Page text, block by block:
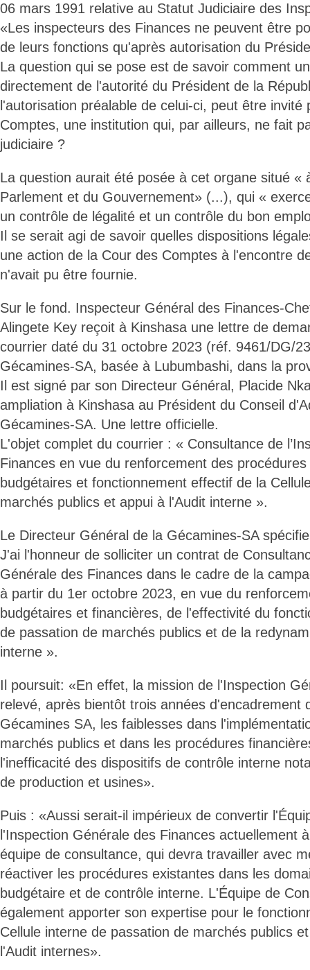
06 mars 1991 relative au Statut Judiciaire des
«Les inspecteurs des Finances ne peuvent être
de leurs fonctions qu'après autorisation du
La question qui se pose est de savoir comment
directement de l'autorité du Président de la
l'autorisation préalable de celui-ci, peut être invité
Comptes, une institution qui, par ailleurs, ne fait
judiciaire ?
La question aurait été posée à cet organe situé «
Parlement et du Gouvernement» (...), qui «
un contrôle de légalité et un contrôle du bon
Il se serait agi de savoir quelles dispositions
une action de la Cour des Comptes à l'encontre
n'avait pu être fournie.
Sur le fond. Inspecteur Général des Finances-
Alingete Key reçoit à Kinshasa une lettre de
courrier daté du 31 octobre 2023 (réf. 9461/DG/
Gécamines-SA, basée à Lubumbashi, dans la
Il est signé par son Directeur Général, Placide
ampliation à Kinshasa au Président du Conseil
Gécamines-SA. Une lettre officielle.
L'objet complet du courrier : « Consultance de
Finances en vue du renforcement des
budgétaires et fonctionnement effectif de la
marchés publics et appui à l'Audit interne ».
Le Directeur Général de la Gécamines-SA
J'ai l'honneur de solliciter un contrat de
Générale des Finances dans le cadre de la
à partir du 1er octobre 2023, en vue du
budgétaires et financières, de l'effectivité du
de passation de marchés publics et de la
interne ».
Il poursuit: «En effet, la mission de l'Inspection
relevé, après bientôt trois années d'encadrement
Gécamines SA, les faiblesses dans
marchés publics et dans les procédures
l'inefficacité des dispositifs de contrôle interne
de production et usines».
Puis : «Aussi serait-il impérieux de convertir
l'Inspection Générale des Finances actuellement
équipe de consultance, qui devra travailler avec
réactiver les procédures existantes dans les
budgétaire et de contrôle interne. L'Équipe de
également apporter son expertise pour le
Cellule interne de passation de marchés publics
l'Audit internes».